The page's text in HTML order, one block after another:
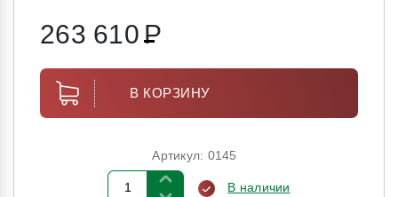
263 610Р
В КОРЗИНУ
Артикул: 0145
В наличии